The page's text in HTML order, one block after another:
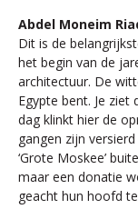
Abdel Moneim
Dit is de
het begin van de
architectuur. De
Egypte bent. Je
dag klinkt hier de
gangen zijn
‘Grote Moskee’
maar een donatie
geacht hun hoofd